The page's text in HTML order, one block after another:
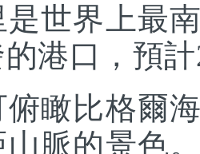
世界上最
港口，預
比格爾海
山脈的景色